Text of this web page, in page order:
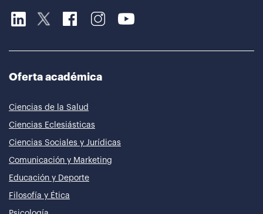
Oferta académica
Ciencias de la Salud
Ciencias Eclesiásticas
Ciencias Sociales y Jurídicas
Comunicación y Marketing
Educación y Deporte
Filosofía y Ética